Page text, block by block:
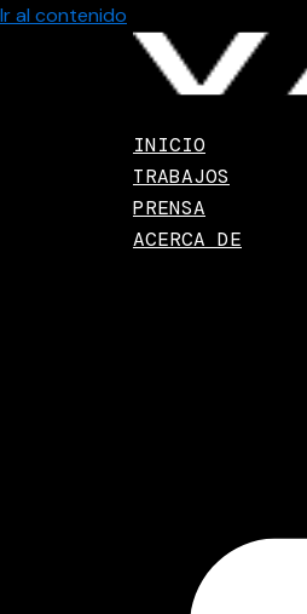
Ir al contenido
INICIO
TRABAJOS
PRENSA
ACERCA DE